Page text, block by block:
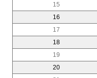
15
16
17
18
19
20